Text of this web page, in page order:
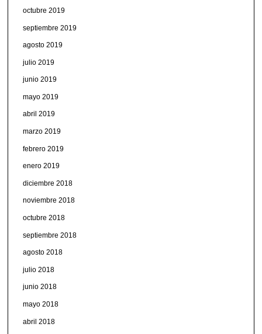
octubre 2019
septiembre 2019
agosto 2019
julio 2019
junio 2019
mayo 2019
abril 2019
marzo 2019
febrero 2019
enero 2019
diciembre 2018
noviembre 2018
octubre 2018
septiembre 2018
agosto 2018
julio 2018
junio 2018
mayo 2018
abril 2018